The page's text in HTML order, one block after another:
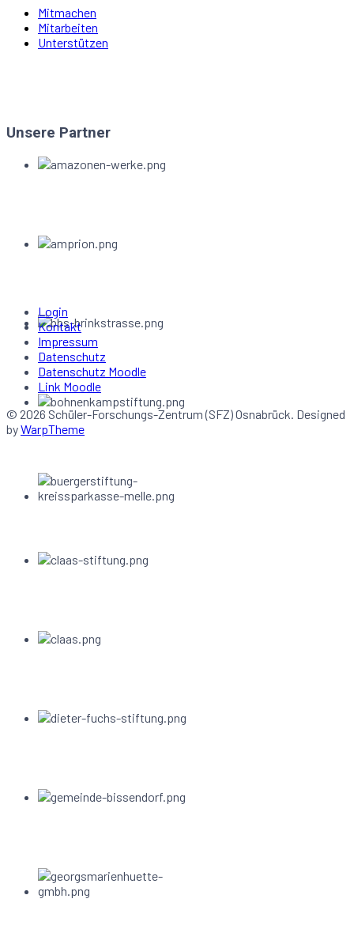
Mitmachen
Mitarbeiten
Unterstützen
Unsere Partner
Login
Kontakt
Impressum
Datenschutz
Datenschutz Moodle
Link Moodle
© 2026 Schüler-Forschungs-Zentrum (SFZ) Osnabrück. Designed
byWarpTheme